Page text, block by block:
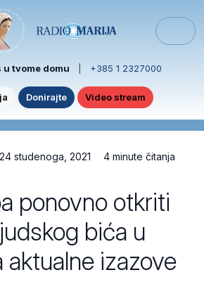
tvome domu +385 1 2327000
Donirajte Video stream
24 studenoga, 2021 4 minute čitanja
ponovno otkriti
bića u
aktualne izazove